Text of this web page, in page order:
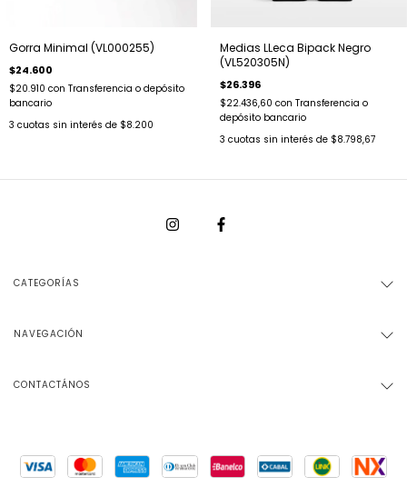
Gorra Minimal (VL000255)
$24.600
$20.910 con Transferencia o depósito
bancario
3 cuotas sin interés de $8.200
Medias LLeca Bipack Negro
(VL520305N)
$26.396
$22.436,60 con Transferencia o
depósito bancario
3 cuotas sin interés de $8.798,67
CATEGORÍAS
NAVEGACIÓN
CONTACTÁNOS